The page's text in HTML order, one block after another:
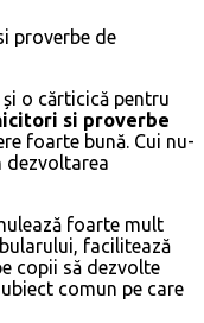
o cărticică pentru
si proverbe
foarte bună. Cui nu-
dezvoltarea
foarte mult
facilitează
copii să dezvolte
comun pe care